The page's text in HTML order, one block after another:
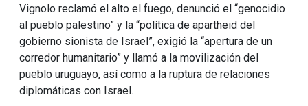
Vignolo reclamó el alto el fuego, denunció el “genocidio
al pueblo palestino” y la “política de apartheid del
gobierno sionista de Israel”, exigió la “apertura de un
corredor humanitario” y llamó a la movilización del
pueblo uruguayo, así como a la ruptura de relaciones
diplomáticas con Israel.